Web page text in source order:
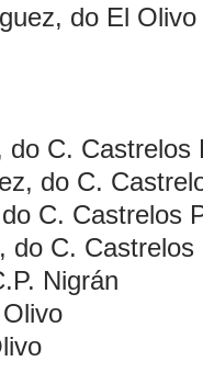
do El Olivo
do C. Castrelos
do C.
C. Castrelos
do C. Castrelos
Nigrán